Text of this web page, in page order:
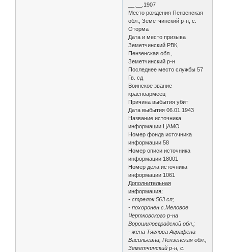
__.__.1907
Место рождения Пензенская
обл., Земетчинский р-н, с.
Оторма
Дата и место призыва
Земетчинский РВК,
Пензенская обл.,
Земетчинский р-н
Последнее место службы 57
Гв. сд
Воинское звание
красноармеец
Причина выбытия убит
Дата выбытия 06.01.1943
Название источника
информации ЦАМО
Номер фонда источника
информации 58
Номер описи источника
информации 18001
Номер дела источника
информации 1061
Дополнительная
информация:
- стрелок 563 сп;
- похоронен с.Меловое
Чертковского р-на
Ворошиловградской обл.;
- жена Тяглова Аграфена
Васильевна, Пензенская обл.,
Земетчинский р-н, с.